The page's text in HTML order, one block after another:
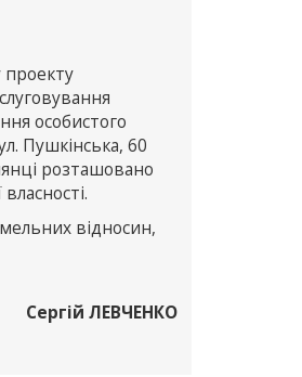
проекту
особистого
Пушкінська, 60
розташовано
відносин,
Сергій ЛЕВЧЕНКО